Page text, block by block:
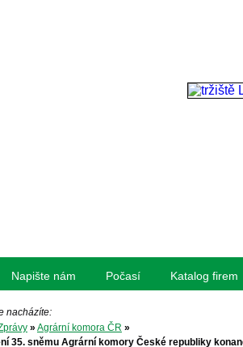
Napište nám Počasí Katalog firem
nacházíte:
» Agrární komora ČR »
35. sněmu Agrární komory České republiky